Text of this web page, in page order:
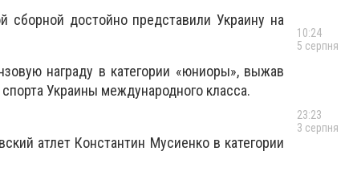
сборной достойно представили Украину на
награду в категории «юниоры», выжав
Украины международного класса.
атлет Константин Мусиенко в категории
10:24
5 серпня
23:23
3 серпня